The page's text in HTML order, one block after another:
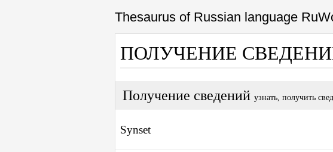
Thesaurus of Russian language
ПОЛУЧЕНИЕ
Получение сведений узнать, получить
Synset